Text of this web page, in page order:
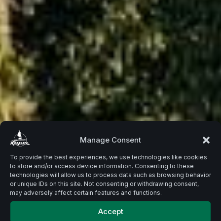
Manage Consent
To provide the best experiences, we use technologies like cookies
to store and/or access device information. Consenting to these
technologies will allow us to process data such as browsing behavior
or unique IDs on this site. Not consenting or withdrawing consent,
may adversely affect certain features and functions.
Accept
Beste
Zutaten.